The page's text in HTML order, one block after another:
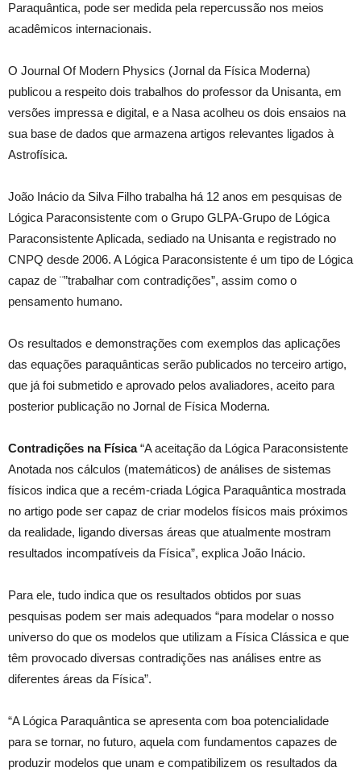
Paraquântica, pode ser medida pela repercussão nos meios
acadêmicos internacionais.
O Journal Of Modern Physics (Jornal da Física Moderna)
publicou a respeito dois trabalhos do professor da Unisanta, em
versões impressa e digital, e a Nasa acolheu os dois ensaios na
sua base de dados que armazena artigos relevantes ligados à
Astrofísica.
João Inácio da Silva Filho trabalha há 12 anos em pesquisas de
Lógica Paraconsistente com o Grupo GLPA-Grupo de Lógica
Paraconsistente Aplicada, sediado na Unisanta e registrado no
CNPQ desde 2006. A Lógica Paraconsistente é um tipo de Lógica
capaz de ¨”trabalhar com contradições”, assim como o
pensamento humano.
Os resultados e demonstrações com exemplos das aplicações
das equações paraquânticas serão publicados no terceiro artigo,
que já foi submetido e aprovado pelos avaliadores, aceito para
posterior publicação no Jornal de Física Moderna.
Contradições na Física“A aceitação da Lógica Paraconsistente
Anotada nos cálculos (matemáticos) de análises de sistemas
físicos indica que a recém-criada Lógica Paraquântica mostrada
no artigo pode ser capaz de criar modelos físicos mais próximos
da realidade, ligando diversas áreas que atualmente mostram
resultados incompatíveis da Física”, explica João Inácio.
Para ele, tudo indica que os resultados obtidos por suas
pesquisas podem ser mais adequados “para modelar o nosso
universo do que os modelos que utilizam a Física Clássica e que
têm provocado diversas contradições nas análises entre as
diferentes áreas da Física”.
“A Lógica Paraquântica se apresenta com boa potencialidade
para se tornar, no futuro, aquela com fundamentos capazes de
produzir modelos que unam e compatibilizem os resultados da